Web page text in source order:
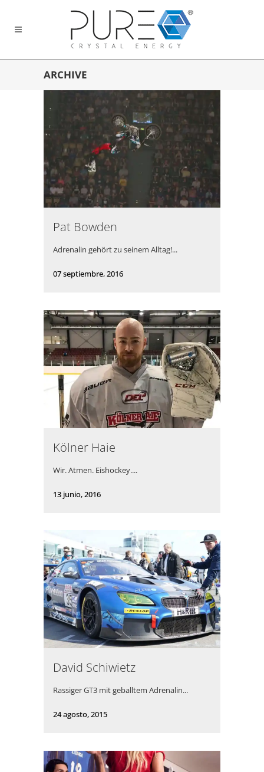
ARCHIVE
Pat Bowden
Adrenalin gehört zu seinem Alltag!...
07 septiembre, 2016
Kölner Haie
Wir. Atmen. Eishockey....
13 junio, 2016
David Schiwietz
Rassiger GT3 mit geballtem Adrenalin...
24 agosto, 2015